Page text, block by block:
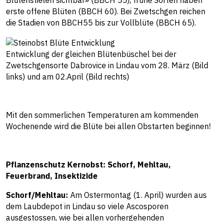
erste offene Blüten (BBCH 60). Bei Zwetschgen reichen
die Stadien von BBCH55 bis zur Vollblüte (BBCH 65).
Entwicklung der gleichen Blütenbüschel bei der
Zwetschgensorte Dabrovice in Lindau vom 28. März (Bild
links) und am 02.April (Bild rechts)
Mit den sommerlichen Temperaturen am kommenden
Wochenende wird die Blüte bei allen Obstarten beginnen!
Pflanzenschutz Kernobst: Schorf, Mehltau,
Feuerbrand, Insektizide
Schorf/Mehltau: Am Ostermontag (1. April) wurden aus
dem Laubdepot in Lindau so viele Ascosporen
ausgestossen, wie bei allen vorhergehenden